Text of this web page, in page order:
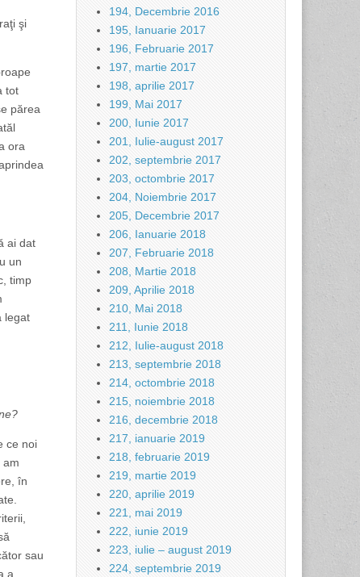
şi
tot
părea
ora
ai dat
un
timp
legat
ce noi
am
în
sau
a
194, Decembrie 2016
195, Ianuarie 2017
196, Februarie 2017
197, martie 2017
198, aprilie 2017
199, Mai 2017
200, Iunie 2017
201, Iulie-august 2017
202, septembrie 2017
203, octombrie 2017
204, Noiembrie 2017
205, Decembrie 2017
206, Ianuarie 2018
207, Februarie 2018
208, Martie 2018
209, Aprilie 2018
210, Mai 2018
211, Iunie 2018
212, Iulie-august 2018
213, septembrie 2018
214, octombrie 2018
215, noiembrie 2018
216, decembrie 2018
217, ianuarie 2019
218, februarie 2019
219, martie 2019
220, aprilie 2019
221, mai 2019
222, iunie 2019
223, iulie – august 2019
224, septembrie 2019